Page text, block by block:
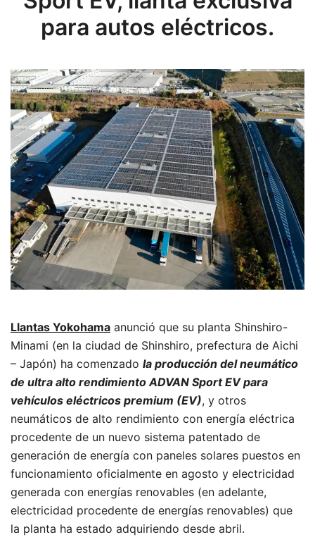
para autos eléctricos.
Llantas Yokohama anunció que su planta Shinshiro-
Minami (en la ciudad de Shinshiro, prefectura de Aichi
– Japón) ha comenzado la producción del neumático
de ultra alto rendimiento ADVAN Sport EV para
vehículos eléctricos premium (EV), y otros
neumáticos de alto rendimiento con energía eléctrica
procedente de un nuevo sistema patentado de
generación de energía con paneles solares puestos en
funcionamiento oficialmente en agosto y electricidad
generada con energías renovables (en adelante,
electricidad procedente de energías renovables) que
la planta ha estado adquiriendo desde abril.